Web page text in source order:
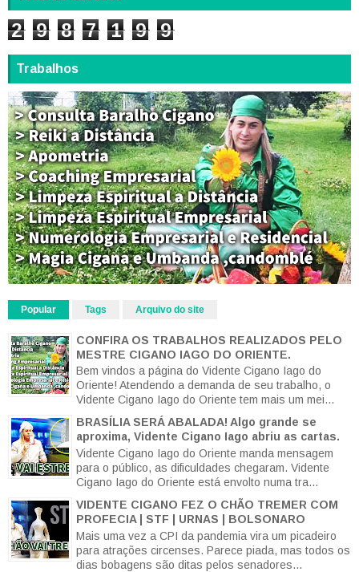
2 9 8 7 1 9 9
Trabalhos
Popular Tags Arquivo do site
CONFIRA OS TRABALHOS REALIZADOS PELO
MESTRE CIGANO IAGO DO ORIENTE.
Bem vindos a página do Vidente Cigano Iago do
Oriente! Atendendo a demanda de seu trabalho, o
Vidente Cigano Iago do Oriente tem mais um mei...
BRASÍLIA SERÁ ABALADA! Algo grande se
aproxima, Vidente Cigano Iago abriu as cartas.
Vidente Cigano Iago do Oriente manda mensagem
para o público, as dificuldades chegaram. Vidente
Cigano Iago do Oriente está envolto numa tra...
VIDENTE CIGANO FEZ O CHÃO TREMER COM
PROFECIA | STF | URNAS | BOLSONARO
Mais uma vez a CPI da pandemia vira um picadeiro
para atrações circenses. Parece piada, mas todos os
dias bobagens são ditas pelos senadores...